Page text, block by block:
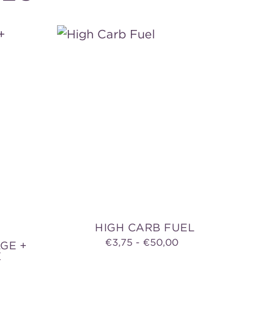
+
High
HIGH CARB FUEL
Prix
€3,75 - €50,00